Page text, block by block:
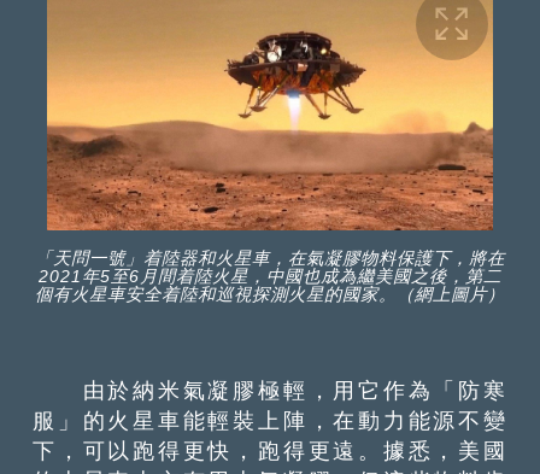
「天問一號」着陸器和火星車，在氣凝膠物料保護下，將在
2021年5至6月間着陸火星，中國也成為繼美國之後，第二
個有火星車安全着陸和巡視探測火星的國家。（網上圖片）
由於納米氣凝膠極輕，用它作為「防寒
服」的火星車能輕裝上陣，在動力能源不變
下，可以跑得更快，跑得更遠。據悉，美國